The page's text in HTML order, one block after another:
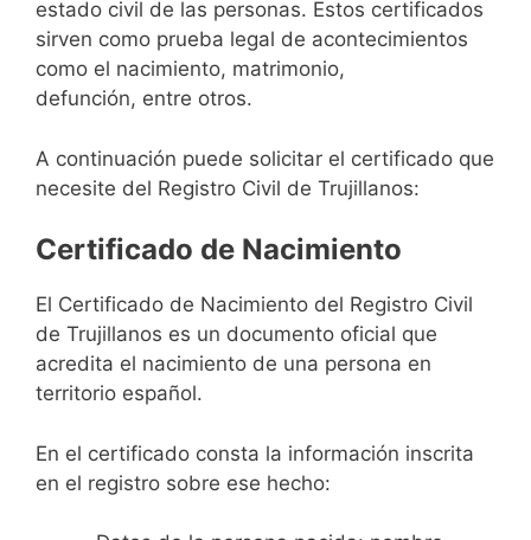
estado civil de las personas. Estos certificados
sirven como prueba legal de acontecimientos
como el nacimiento, matrimonio,
defunción, entre otros.
A continuación puede solicitar el certificado que
necesite del Registro Civil de Trujillanos:
Certificado de Nacimiento
El Certificado de Nacimiento del Registro Civil
de Trujillanos es un documento oficial que
acredita el nacimiento de una persona en
territorio español.
En el certificado consta la información inscrita
en el registro sobre ese hecho: